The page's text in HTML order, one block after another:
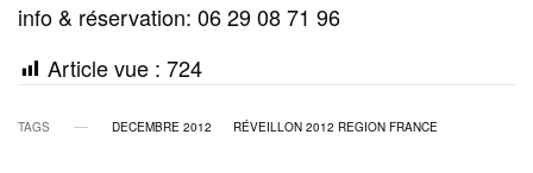
info & réservation: 06 29 08 71 96
Article vue : 724
TAGS DECEMBRE 2012 RÉVEILLON 2012 REGION FRANCE